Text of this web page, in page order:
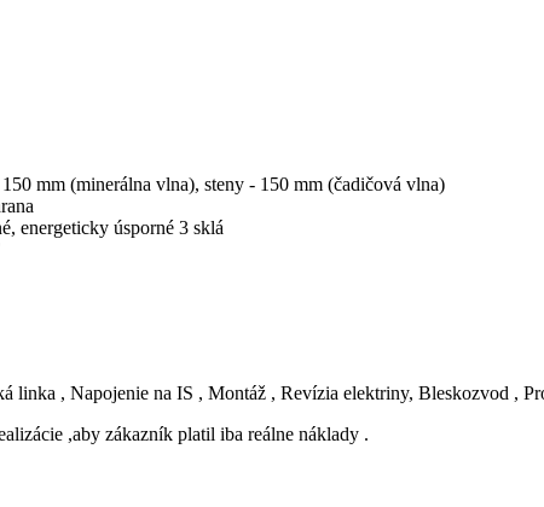
mm (minerálna vlna), steny - 150 mm (čadičová vlna)
energeticky úsporné 3 sklá
linka , Napojenie na IS , Montáž , Revízia elektriny, Bleskozvod ,
,aby zákazník platil iba reálne náklady .